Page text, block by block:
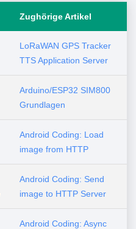
Zughörige Artikel
LoRaWAN GPS Tracker
TTS Application Server
Arduino/ESP32 SIM800
Grundlagen
Android Coding: Load
image from HTTP
Android Coding: Send
image to HTTP Server
Android Coding: Async